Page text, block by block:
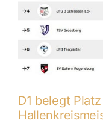
D1 belegt